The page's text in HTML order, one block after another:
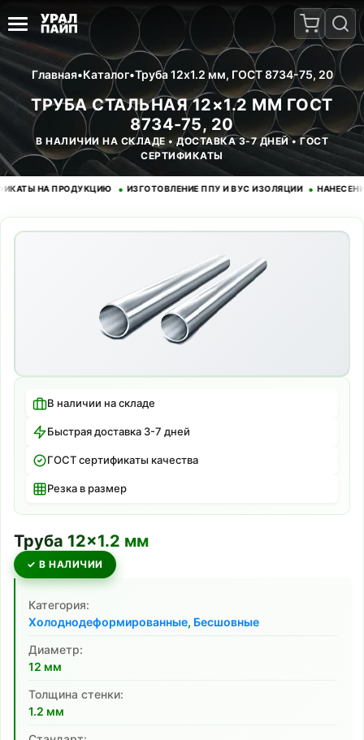
Главная•Каталог•Труба 12x1.2 мм, ГОСТ 8734-75, 20
ТРУБА СТАЛЬНАЯ 12×1.2 ММ ГОСТ
8734-75, 20
В НАЛИЧИИ НА СКЛАДЕ • ДОСТАВКА 3-7 ДНЕЙ • ГОСТ
СЕРТИФИКАТЫ
НА ПРОДУКЦИЮ • ИЗГОТОВЛЕНИЕ ППУ И ВУС ИЗОЛЯЦИИ • НАНЕСЕНИЕ
В наличии на складе
Быстрая доставка 3-7 дней
ГОСТ сертификаты качества
Резка в размер
Труба 12×1.2 мм
✓ В НАЛИЧИИ
Категория:
Холоднодеформированные, Бесшовные
Диаметр:
12 мм
Толщина стенки:
1.2 мм